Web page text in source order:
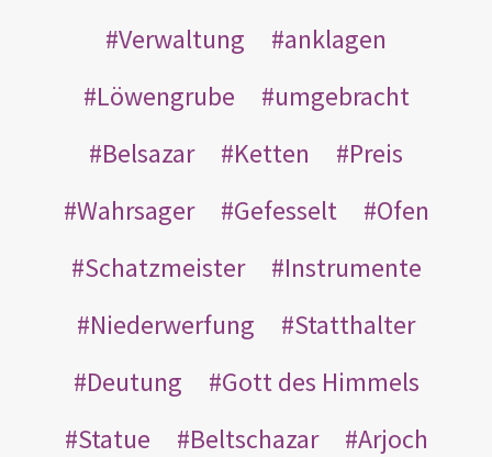
Verwaltung
anklagen
Löwengrube
umgebracht
Belsazar
Ketten
Preis
Wahrsager
Gefesselt
Ofen
Schatzmeister
Instrumente
Niederwerfung
Statthalter
Deutung
Gott des Himmels
Statue
Beltschazar
Arjoch